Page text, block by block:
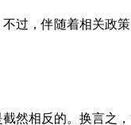
过，伴随着相关政
然相反的。换言之